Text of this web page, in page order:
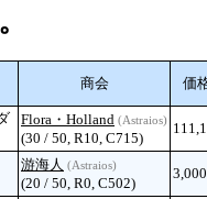
商会 価
Flora・Holland (Astraios)
(30 / 50, R10, C715)
游海人 (Astraios)
(20 / 50, R0, C502)